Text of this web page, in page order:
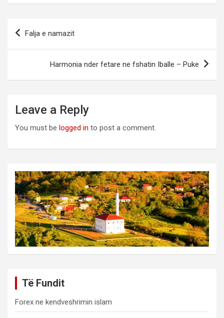
Post
navigation
Falja e namazit
Harmonia nder fetare ne fshatin Iballe – Puke
Leave a Reply
You must be logged in to post a comment.
Të Fundit
Forex ne kendveshrimin islam